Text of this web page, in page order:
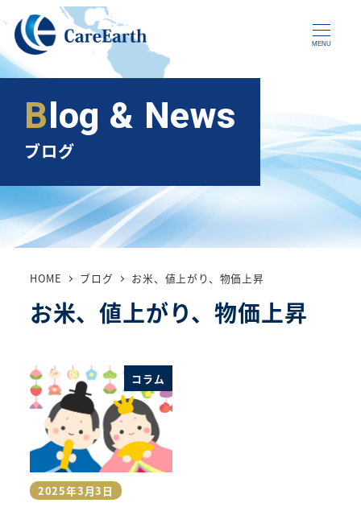
メ
イ
ン
コ
へ
移
動
MENU
Blog & News
ブログ
HOME ブログ お米、値上がり、物価上昇
お米、値上がり、物価上昇
コラム
投稿日
2025年3月3日